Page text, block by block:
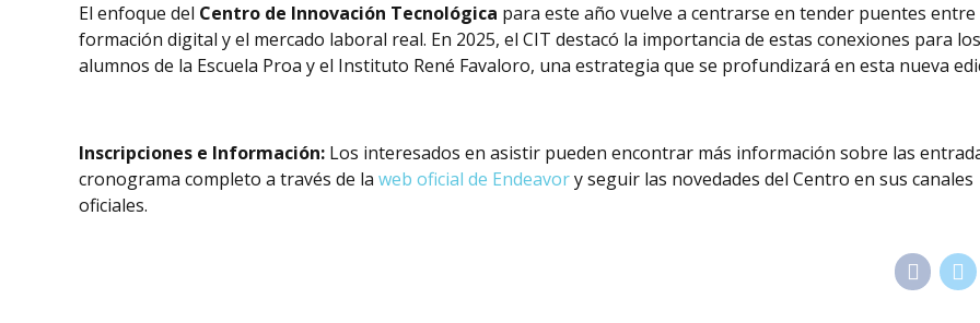
El enfoque del Centro de Innovación Tecnológica para este año vuelve a centrarse en tender puentes entre
formación digital y el mercado laboral real. En 2025, el CIT destacó la importancia de estas conexiones para los
alumnos de la Escuela Proa y el Instituto René Favaloro, una estrategia que se profundizará en esta nueva
Inscripciones e Información: Los interesados en asistir pueden encontrar más información sobre las
cronograma completo a través de la web oficial de Endeavory seguir las novedades del Centro en sus canales
oficiales.